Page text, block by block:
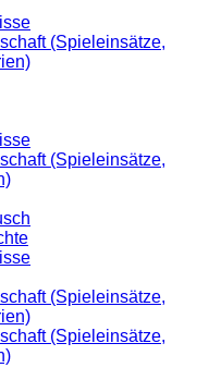
(Spieleinsätze,
(Spieleinsätze,
(Spieleinsätze,
(Spieleinsätze,